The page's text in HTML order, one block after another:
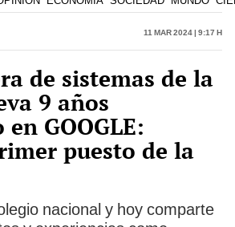
11 Mar 2024 | 9:17 h
de sistemas de la
9 años
GOOGLE:
puesto de la
nacional y hoy comparte